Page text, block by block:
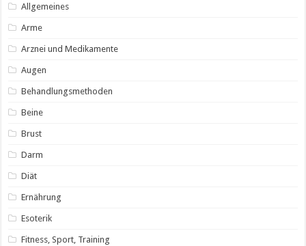
Allgemeines
Arme
Arznei und Medikamente
Augen
Behandlungsmethoden
Beine
Brust
Darm
Diät
Ernährung
Esoterik
Fitness, Sport, Training